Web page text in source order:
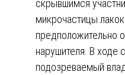
скрывшимся
микрочастицы
предположительно
нарушителя. В ходе
подозреваемый